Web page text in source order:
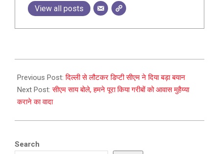
View all posts
12-
18
Previous Post:दिल्ली से लौटकर डिप्टी सीएम ने दिया बड़ा बयान
Next Post:सीएम साय बोले, हमने पूरा किया गरीबों को आवास मुहैय्या
कराने का वादा
Search